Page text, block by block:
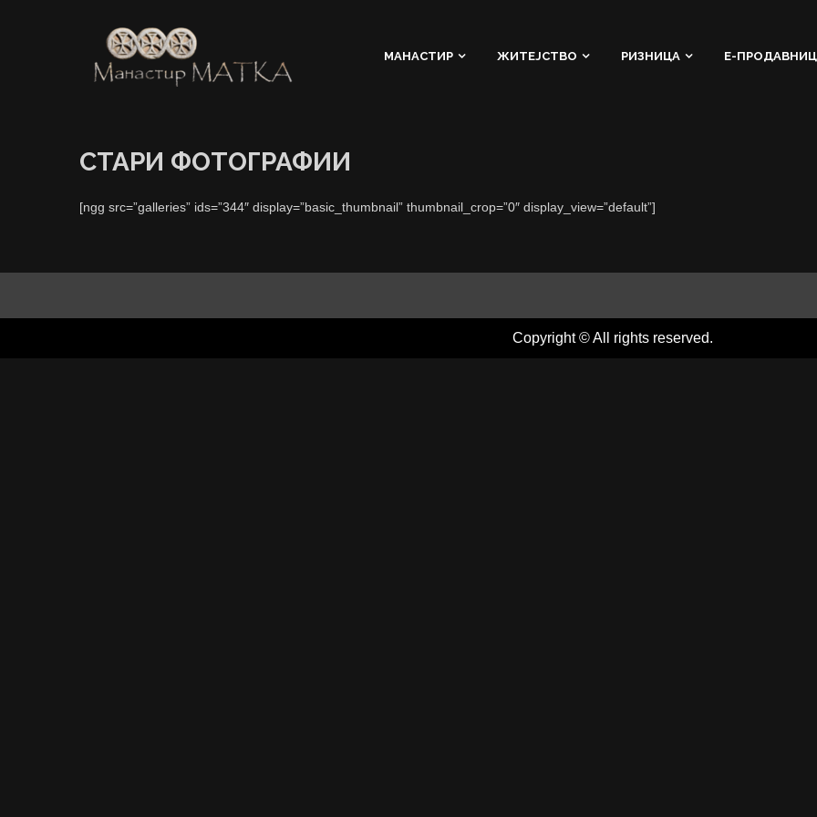
Manastir
МАНАСТИР ЖИТЕЈСТВО РИЗНИЦА Е-
СТАРИ ФОТОГРАФИИ
[ngg src=”galleries” ids=”344″ display=”basic_thumbnail” thumbnail_crop=”0″ display_view=”default”]
Copyright © All rights reserved.